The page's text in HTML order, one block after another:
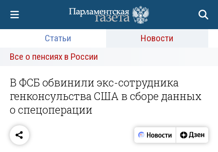
Статьи
Новости
Все о пенсиях в России
В ФСБ обвинили экс-сотрудника
генконсульства США в сборе данных
о спецоперации